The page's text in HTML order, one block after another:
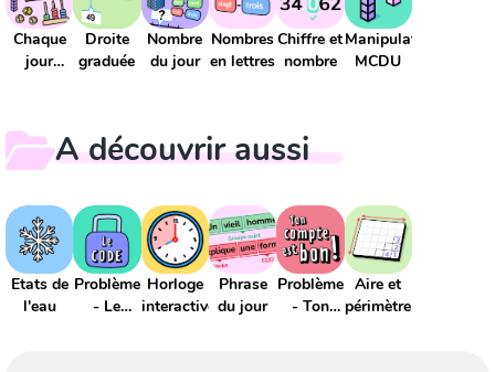
Chaque
jour
Droite
graduée
Nombre
du jour
Nombres
en lettres
Chiffre et
nombre
Manipulation
MCDU
A découvrir aussi
Etats de
l'eau
Problème
- Le
Horloge
interactive
Phrase
du jour
Problème
- Ton
Aire et
périmètre